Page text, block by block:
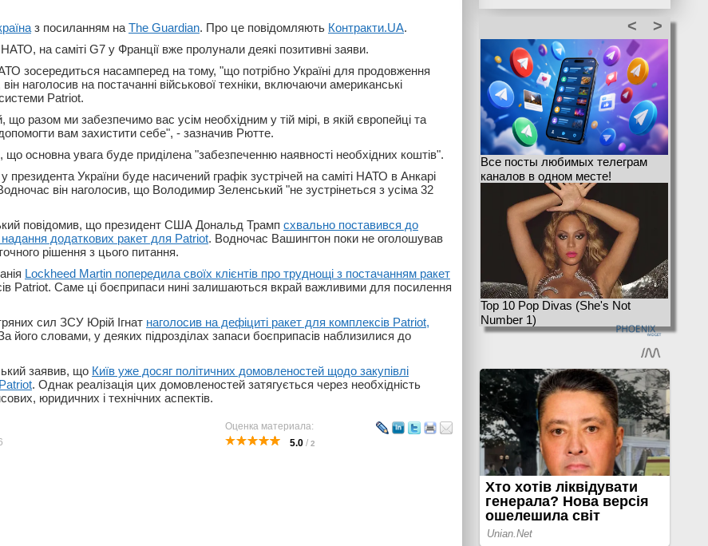
з посиланням на The Guardian. Про це повідомляють Контракти.UA.
на саміті G7 у Франції вже пролунали деякі позитивні заяви.
зосередиться насамперед на тому, "що потрібно Україні для продовження
наголосив на постачанні військової техніки, включаючи американські
Patriot.
разом ми забезпечимо вас усім необхідним у тій мірі, в якій європейці та
вам захистити себе", - зазначив Рютте.
що основна увага буде приділена "забезпеченню наявності необхідних коштів".
президента України буде насичений графік зустрічей на саміті НАТО в Анкарі
він наголосив, що Володимир Зеленський "не зустрінеться з усіма 32
повідомив, що президент США Дональд Трамп схвально поставився до
додаткових ракет для Patriot. Водночас Вашингтон поки не оголошував
рішення з цього питання.
Lockheed Martin попередила своїх клієнтів про труднощі з постачанням ракет
Patriot. Саме ці боєприпаси нині залишаються вкрай важливими для посилення
сил ЗСУ Юрій Ігнат наголосив на дефіциті ракет для комплексів Patriot,
його словами, у деяких підрозділах запаси боєприпасів наблизилися до
заявив, що Київ уже досяг політичних домовленостей щодо закупівлі
. Однак реалізація цих домовленостей затягується через необхідність
юридичних і технічних аспектів.
Оценка материала:
5.0 / 2
>
<
Все посты любимых телеграм
каналов в одном месте!
Top 10 Pop Divas (She's Not
Number 1)